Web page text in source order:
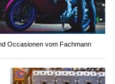
Occasionen vom Fachmann